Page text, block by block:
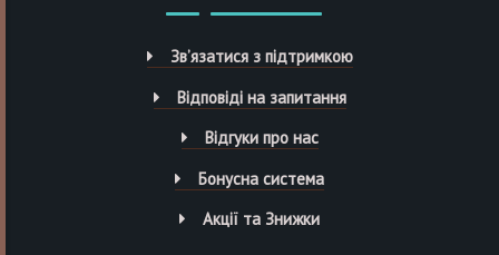
Зв’язатися з підтримкою
Відповіді на запитання
Відгуки про нас
Бонусна система
Акції та Знижки